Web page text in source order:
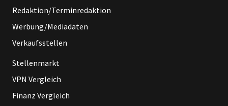
Redaktion/Terminredaktion
Werbung/Mediadaten
Verkaufsstellen
Stellenmarkt
VPN Vergleich
Finanz Vergleich